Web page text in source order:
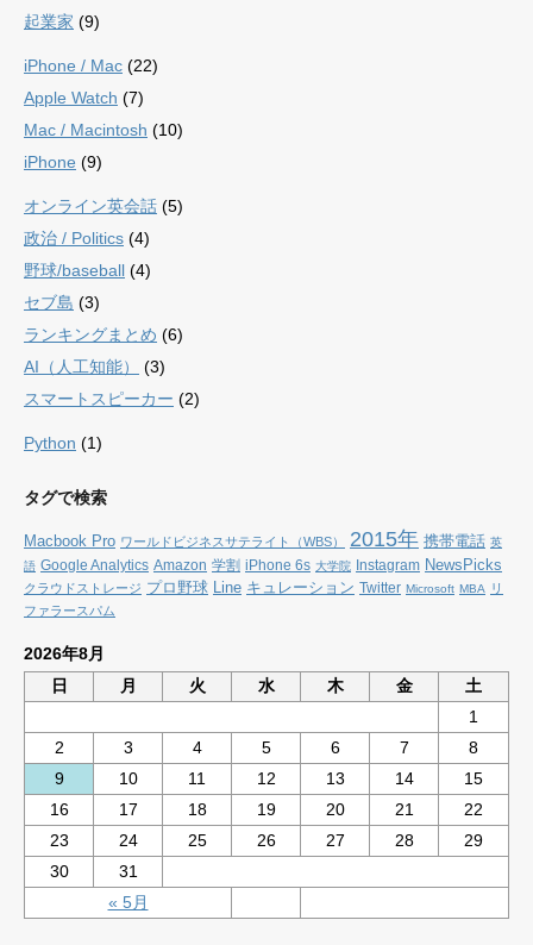
起業家 (9)
iPhone / Mac (22)
Apple Watch (7)
Mac / Macintosh (10)
iPhone (9)
オンライン英会話 (5)
政治 / Politics (4)
野球/baseball (4)
セブ島 (3)
ランキングまとめ (6)
AI（人工知能）
(3)
スマートスピーカー (2)
Python (1)
タグで検索
Macbook Pro ワールドビジネスサテライト（WBS） 2015年 携帯電話 英
語 Google Analytics Amazon 学割 iPhone 6s 大学院 Instagram NewsPicks
クラウドストレージ プロ野球 Line キュレーション Twitter Microsoft MBA
リ
ファラースパム
2026年8月
日
月 火 水 木 金 土
« 5月
1
2
3 4 5 6 7
8
9
10 11 12 13 14
15
16
17 18 19 20 21
22
23
24 25 26 27 28
29
30
31